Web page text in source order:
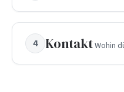
4 KontaktWohin